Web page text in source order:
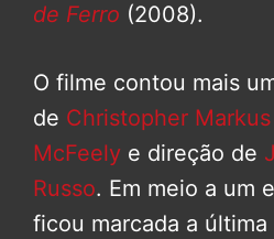
de Ferro (2008).
O filme contou mais
de Christopher Markus
McFeely e direção de
Russo. Em meio a um
ficou marcada a